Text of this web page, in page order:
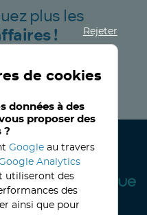
plus les
!
!
Rejeter
de cookies
données à des
proposer des
?
Google au travers
Analytics
utiliseront des
des
ainsi que pour